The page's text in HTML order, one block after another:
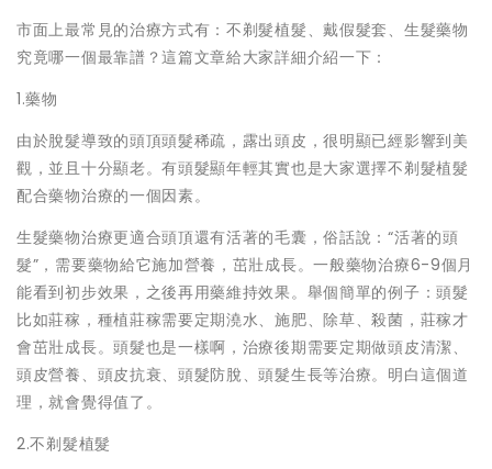
市面上最常見的治療方式有：不剃髮植髮、戴假髮套、生髮藥物
究竟哪一個最靠譜？這篇文章給大家詳細介紹一下：
1.藥物
由於脫髮導致的頭頂頭髮稀疏，露出頭皮，很明顯已經影響到美
觀，並且十分顯老。有頭髮顯年輕其實也是大家選擇不剃髮植髮
配合藥物治療的一個因素。
生髮藥物治療更適合頭頂還有活著的毛囊，俗話說：“活著的頭
髮”，需要藥物給它施加營養，茁壯成長。一般藥物治療6-9個月
能看到初步效果，之後再用藥維持效果。舉個簡單的例子：頭髮
比如莊稼，種植莊稼需要定期澆水、施肥、除草、殺菌，莊稼才
會茁壯成長。頭髮也是一樣啊，治療後期需要定期做頭皮清潔、
頭皮營養、頭皮抗衰、頭髮防脫、頭髮生長等治療。明白這個道
理，就會覺得值了。
2.不剃髮植髮